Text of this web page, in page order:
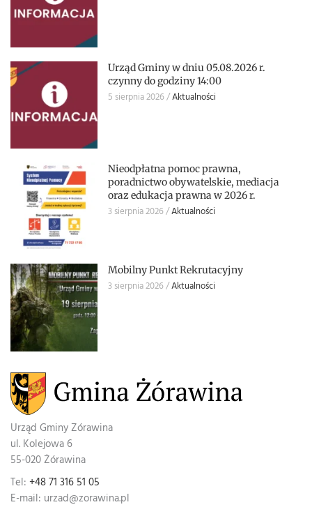
Urząd Gminy w dniu 05.08.2026 r.
czynny do godziny 14:00
5 sierpnia 2026 Aktualności
Nieodpłatna pomoc prawna,
poradnictwo obywatelskie, mediacja
oraz edukacja prawna w 2026 r.
3 sierpnia 2026 Aktualności
Mobilny Punkt Rekrutacyjny
3 sierpnia 2026 Aktualności
Urząd Gminy Zórawina
ul. Kolejowa 6
55-020 Żórawina
Tel: +48 71 316 51 05
E-mail: urzad@zorawina.pl